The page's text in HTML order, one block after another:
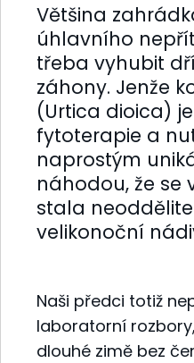
Většina
úhlavního
třeba vyhubit
záhony. Jenže
(Urtica dioica)
fytoterapie a
naprostým
náhodou, že se
stala
velikonoční
Naši předci totiž
laboratorní
dlouhé zimě bez